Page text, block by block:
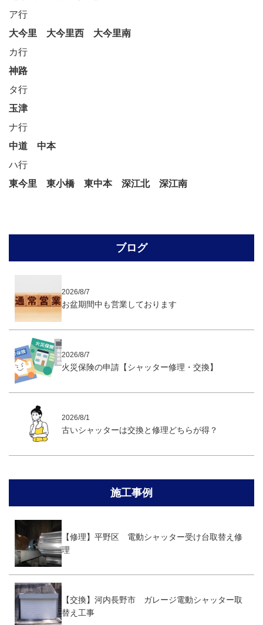
ア行
大今里
大今里西
大今里南
カ行
神路
タ行
玉津
ナ行
中道
中本
ハ行
東今里
東小橋 東中本 深江北 深江南
ブログ
2026/8/7
お盆期間中も営業しております
2026/8/7
火災保険の申請【シャッター修理・交換】
2026/8/1
古いシャッターは交換と修理どちらが得？
施工事例
【修理】平野区 電動シャッター受け台取替え修
理
【交換】河内長野市 ガレージ電動シャッター取
替え工事